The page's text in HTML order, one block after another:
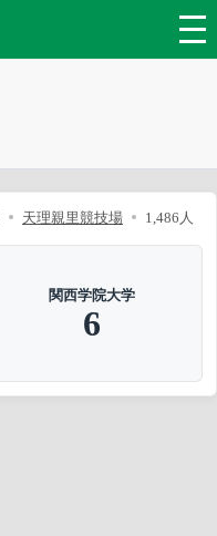
天理親里競技場 1,486人
関西学院大学
6